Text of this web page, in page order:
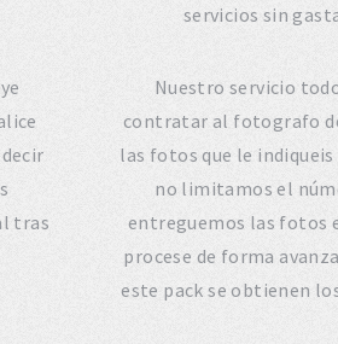
tras
servicios sin
Nuestro servicio
contratar al fotografo
las fotos que le
no limitamos el
entreguemos las fotos
procese de forma
este pack se obtienen